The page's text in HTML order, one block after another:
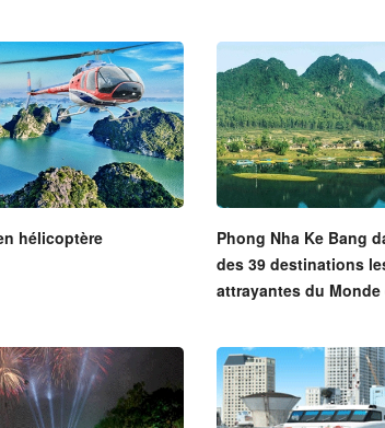
hélicoptère
Phong Nha Ke Bang
des 39 destinations
attrayantes du Monde